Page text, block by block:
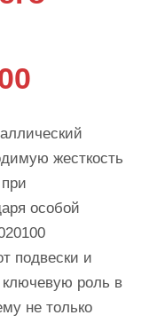
жесткость
особой
подвески и
ключевую роль в
не только